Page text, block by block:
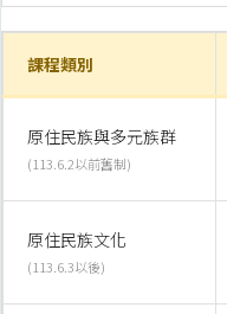
課程類別
原住民族與多元族群
(113.6.2以前舊制)
原住民族文化
(113.6.3以後)